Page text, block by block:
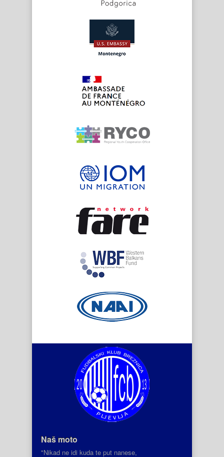
Naš moto
"Nikad ne idi kuda te put nanese,